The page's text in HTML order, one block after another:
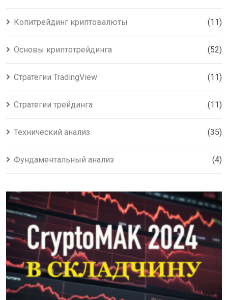
Копитрейдинг криптовалюты (11)
Основы криптотрейдинга (52)
Стратегии TradingView (11)
Стратегии трейдинга (11)
Технический анализ (35)
Фундаментальный анализ (4)